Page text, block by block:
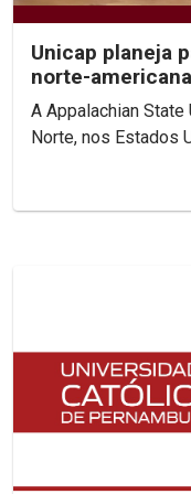
Unicap planeja
norte-americana
A Appalachian
Norte, nos Estados